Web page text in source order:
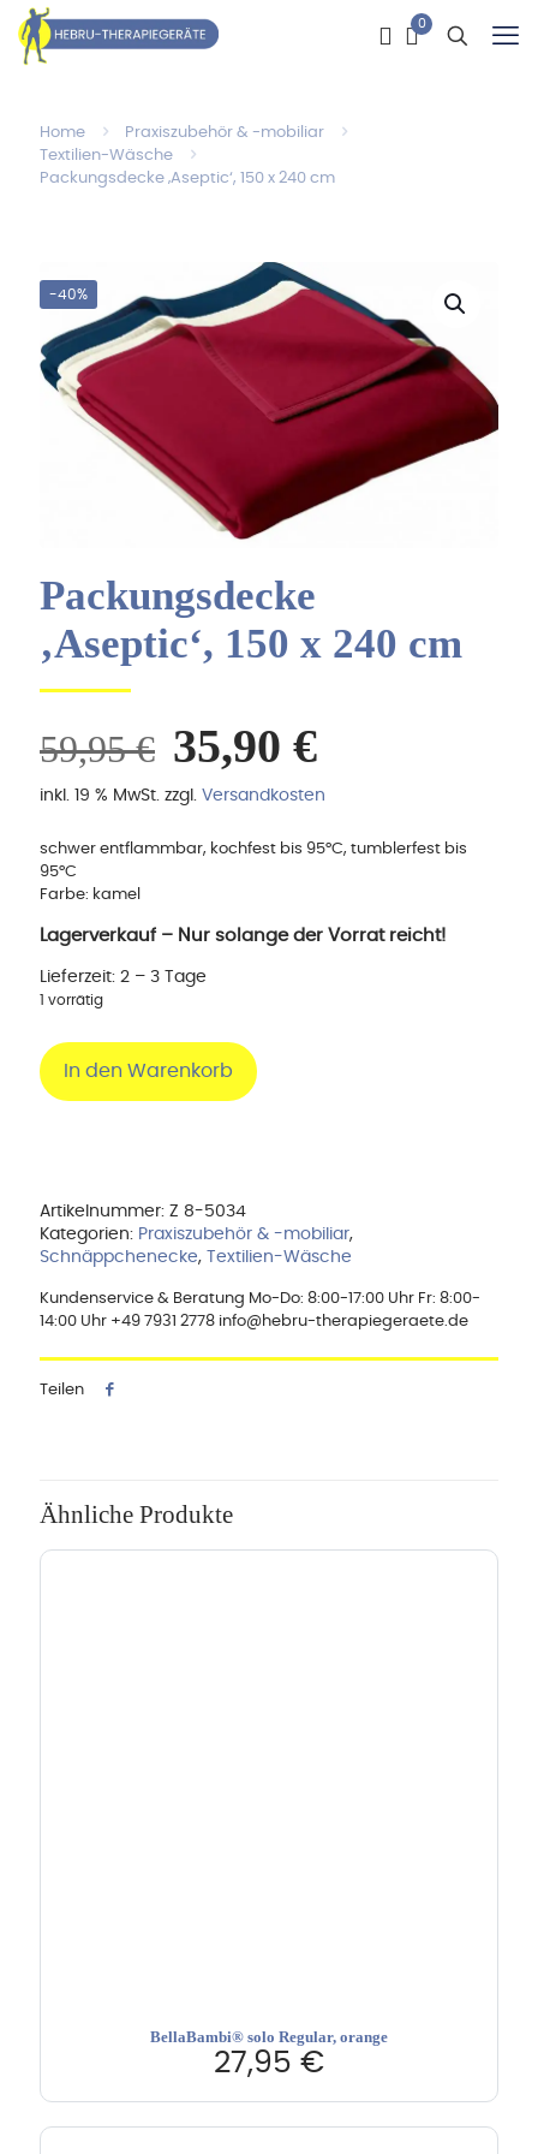
0
Home
Praxiszubehör & -mobiliar
Textilien-Wäsche
Packungsdecke ‚Aseptic‘, 150 x 240 cm
-40%
Packungsdecke
‚Aseptic‘, 150 x 240 cm
59,95€ Ursprünglicher
Preis
war:
59,95 €
35,90 €Aktueller
Preis
ist:
35,90 €.
inkl. 19 % MwSt. zzgl. Versandkosten
schwer entflammbar, kochfest bis 95°C, tumblerfest bis
95°C
Farbe: kamel
Lagerverkauf – Nur solange der Vorrat reicht!
Lieferzeit: 2 – 3 Tage
1 vorrätig
In den Warenkorb
Artikelnummer: Z 8-5034
Kategorien: Praxiszubehör & -mobiliar,
Schnäppchenecke, Textilien-Wäsche
Kundenservice & Beratung Mo-Do: 8:00-17:00 Uhr Fr: 8:00-
14:00 Uhr +49 7931 2778 info@hebru-therapiegeraete.de
Teilen
Ähnliche Produkte
BellaBambi® solo Regular, orange
27,95 €